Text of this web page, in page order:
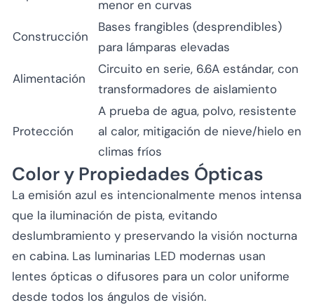
menor en curvas
Construcción
Bases frangibles (desprendibles)
para lámparas elevadas
Alimentación
Circuito en serie, 6.6A estándar, con
transformadores de aislamiento
Protección
A prueba de agua, polvo, resistente
al calor, mitigación de nieve/hielo en
climas fríos
Color y Propiedades Ópticas
La emisión azul es intencionalmente menos intensa
que la iluminación de pista, evitando
deslumbramiento y preservando la visión nocturna
en cabina. Las luminarias LED modernas usan
lentes ópticas o difusores para un color uniforme
desde todos los ángulos de visión.